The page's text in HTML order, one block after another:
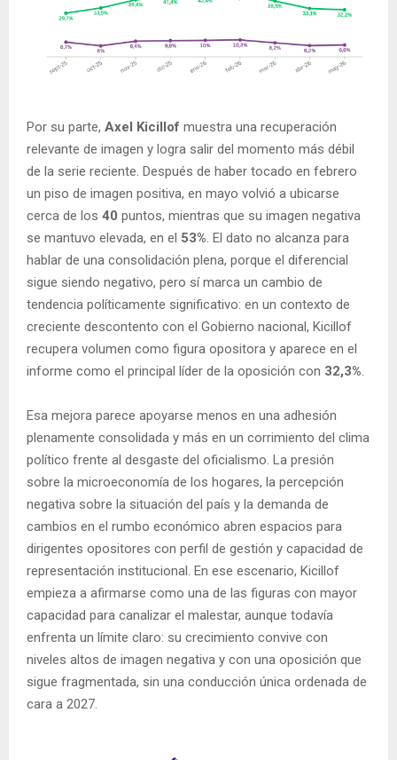
Por su parte, Axel Kicillof muestra una recuperación
relevante de imagen y logra salir del momento más débil
de la serie reciente. Después de haber tocado en febrero
un piso de imagen positiva, en mayo volvió a ubicarse
cerca de los 40 puntos, mientras que su imagen negativa
se mantuvo elevada, en el 53%. El dato no alcanza para
hablar de una consolidación plena, porque el diferencial
sigue siendo negativo, pero sí marca un cambio de
tendencia políticamente significativo: en un contexto de
creciente descontento con el Gobierno nacional, Kicillof
recupera volumen como figura opositora y aparece en el
informe como el principal líder de la oposición con 32,3%.
Esa mejora parece apoyarse menos en una adhesión
plenamente consolidada y más en un corrimiento del clima
político frente al desgaste del oficialismo. La presión
sobre la microeconomía de los hogares, la percepción
negativa sobre la situación del país y la demanda de
cambios en el rumbo económico abren espacios para
dirigentes opositores con perfil de gestión y capacidad de
representación institucional. En ese escenario, Kicillof
empieza a afirmarse como una de las figuras con mayor
capacidad para canalizar el malestar, aunque todavía
enfrenta un límite claro: su crecimiento convive con
niveles altos de imagen negativa y con una oposición que
sigue fragmentada, sin una conducción única ordenada de
cara a 2027.